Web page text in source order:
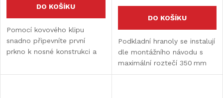
DO KOŠÍKU
Pomocí kovového klipu
snadno připevníte první
prkno k nosné konstrukci a
obklad.
DO KOŠÍKU
Podkladní hranoly se instalují
dle montážního návodu s
maximální roztečí 350 mm
(měřeno od středu ke